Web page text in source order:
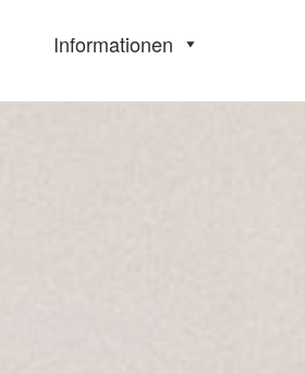
Informationen